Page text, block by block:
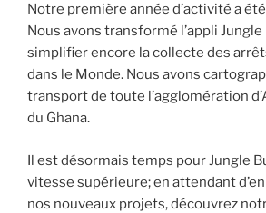
Notre première année d’activité a
Nous avons transformé l’appli
simplifier encore la collecte des
dans le Monde. Nous avons
transport de toute l’agglomération
du Ghana.
Il est désormais temps pour Jungle
vitesse supérieure; en attendant
nos nouveaux projets, découvrez